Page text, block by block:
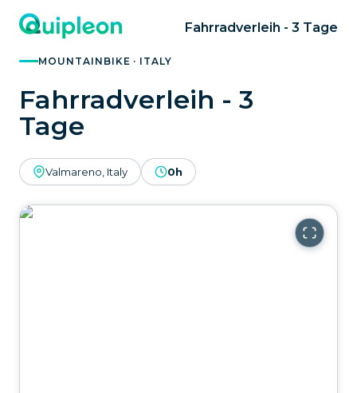
Fahrradverleih - 3 Tage
MOUNTAINBIKE · ITALY
Fahrradverleih - 3
Tage
Valmareno, Italy 0h